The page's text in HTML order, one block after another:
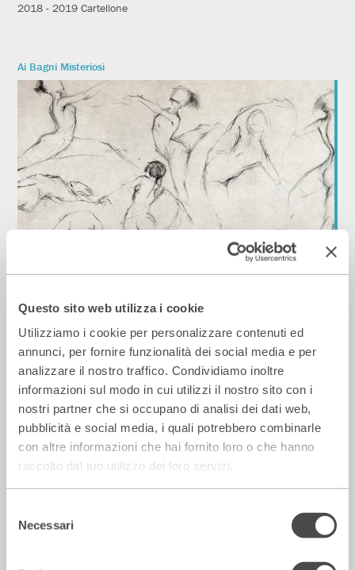
Questo sito web utilizza i cookie
Utilizziamo i cookie per personalizzare contenuti ed
annunci, per fornire funzionalità dei social media e per
analizzare il nostro traffico. Condividiamo inoltre
informazioni sul modo in cui utilizzi il nostro sito con i
nostri partner che si occupano di analisi dei dati web,
pubblicità e social media, i quali potrebbero combinarle
con altre informazioni che hai fornito loro o che hanno
raccolto dal tuo utilizzo dei loro servizi.
delNecessari
2018 - 2019 Cartellone
Ai Bagni Misteriosi
Discipline olistiche
Ai Bagni Misteriosi
Laboratori di orto-cucina a 4 mani